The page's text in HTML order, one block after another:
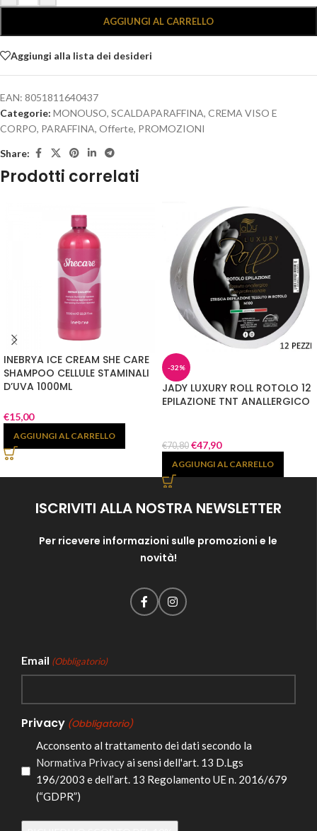
AGGIUNGI AL CARRELLO
Aggiungi alla lista dei desideri
EAN: 8051811640437
Categorie: MONOUSO, SCALDAPARAFFINA, CREMA VISO E
CORPO, PARAFFINA, Offerte, PROMOZIONI
Share:
Prodotti correlati
INEBRYA ICE CREAM SHE CARE
SHAMPOO CELLULE STAMINALI
D’UVA 1000ML
€15,00
AGGIUNGI AL CARRELLO
-32%
JADY LUXURY ROLL ROTOLO 12
EPILAZIONE TNT ANALLERGICO
€70,80 €47,90
AGGIUNGI AL CARRELLO
ISCRIVITI ALLA NOSTRA NEWSLETTER
Per ricevere informazioni sulle promozioni e le
novità!
Email (Obbligatorio)
Privacy (Obbligatorio)
Acconsento al trattamento dei dati secondo la
Normativa Privacyai sensi dell'art. 13 D.Lgs
196/2003 e dell’art. 13 Regolamento UE n. 2016/679
(“GDPR”)